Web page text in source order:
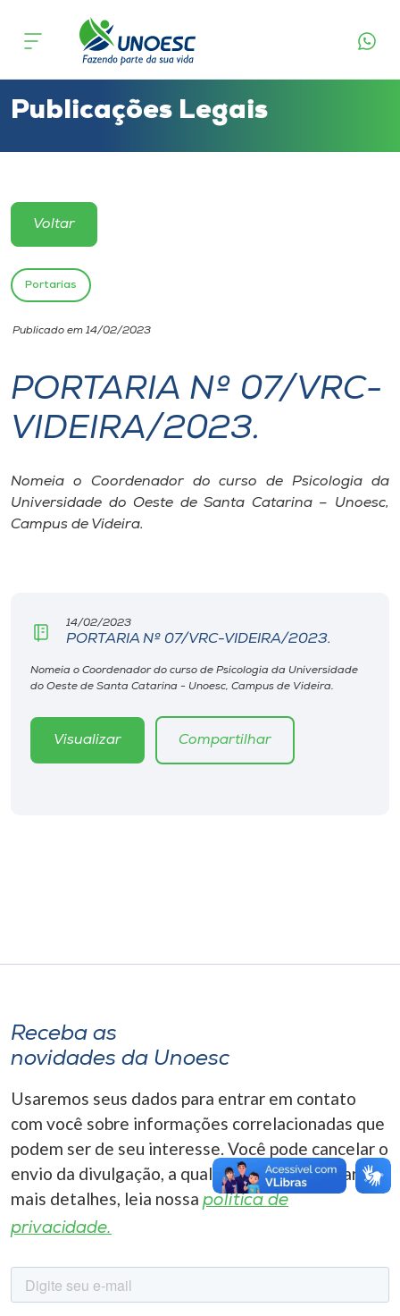
Cursos
Atendimento ao Estudante
Portal de Ensino
Unoesc
Internacionalização
I.nova
Diplomados
Rádio
A+
Publicações Legais
Voltar
Portarias
Publicado em 14/02/2023
PORTARIA Nº 07/VRC-
VIDEIRA/2023.
Nomeia o Coordenador do curso de Psicologia da
Universidade do Oeste de Santa Catarina – Unoesc,
Campus de Videira.
14/02/2023
PORTARIA Nº 07/VRC-VIDEIRA/2023.
Nomeia o Coordenador do curso de Psicologia da Universidade
do Oeste de Santa Catarina - Unoesc, Campus de Videira.
Visualizar Compartilhar
Receba as
novidades da Unoesc
Usaremos seus dados para entrar em contato
com você sobre informações correlacionadas que
podem ser de seu interesse. Você pode cancelar o
envio da divulgação, a qualquer momento. Para
mais detalhes, leia nossa política de
privacidade.